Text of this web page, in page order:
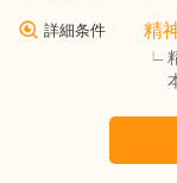
詳細条件 精